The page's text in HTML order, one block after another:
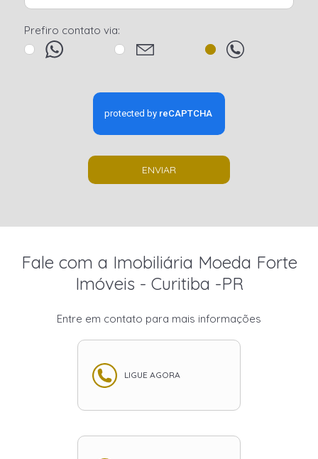
Prefiro contato via:
ENVIAR
Fale com a Imobiliária Moeda Forte
Imóveis - Curitiba -PR
Entre em contato para mais informações
LIGUE AGORA